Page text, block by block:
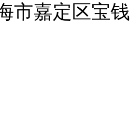
市嘉定区宝